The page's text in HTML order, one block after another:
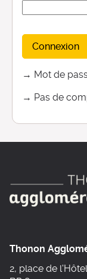
Connexion
→ Mot de
→ Pas de
Thonon
2, place de